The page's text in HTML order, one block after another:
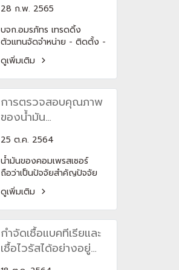
#daikin #ไดกิ้น #มิตซู
#motor #drainpump
#fandisc #coil #remote
#filter #อะไหล่แอร์
#มอเตอร์ #ฟิลเตอร์ #ปั๊มน้ำ
ทิ้ง #คอยล์รังผึ้ง #รีโมท
#แผงคอนโทรล
#คอมเพรสเซอร์ #อะไหล่
เครื่องปรับอากาศ #แอร์บ้าน
ติดต่อ โทร (02)455-9922
Line ID: @amornpat
https://www.amornpat.co
.th
http://www.amornpat.co
m
http://www.amornpat.biz
28 ก.พ. 2565
บจก.อมรภัทร เทรดดิ้ง
ตัวแทนจัดจำหน่าย - ติดตั้ง -
เครื่องปรับอากาศ Trane
Carrier เทรน แคเรียร์ - แอร์
บ้าน - แอร์โรงงาน - ชิลเลอร์
- ระบบท่อลม ดำเนินการโดย
วิศวกรผู้ชำนาญการ
ดูเพิ่มเติม
การตรวจสอบคุณภาพ
ของน้ำมัน
25 ต.ค. 2564
น้ำมันของคอมเพรสเซอร์
ถือว่าเป็นปัจจัยสำคัญปัจจัย
หนึ่งที่ส่งผลให้คอมเพรสเซอร์
หยุดทำงานได้ ดังนั้นคุณภาพ
ของน้ำมันคอมเพรสเซอร์ที่มี
ประสิทธิภาพสูงจะทำให้อายุ
การใช้งานของคอมเพรสเซอร์
ยาวนานขึ้น
ดูเพิ่มเติม
กำจัดเชื้อแบคทีเรียและ
เชื้อไวรัสได้อย่างอยู่